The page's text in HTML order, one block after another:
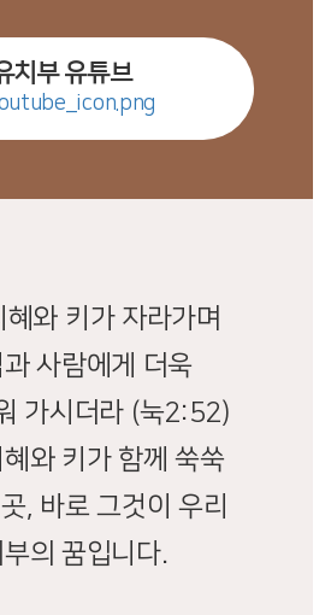
치부 유튜브
와 키가 자라가며
사람에게 더욱
가시더라 (눅2:52)
와 키가 함께 쑥쑥
, 바로 그것이 우리
의 꿈입니다.